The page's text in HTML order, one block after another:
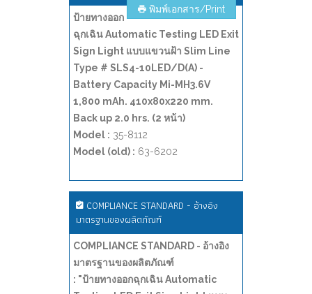
พิมพ์เอกสาร/Print
ป้ายทางออก
ฉุกเฉิน Automatic Testing LED Exit
Sign Light แบบแขวนฝ้า Slim Line
Type # SLS4-10LED/D(A) -
Battery Capacity Mi-MH3.6V
1,800 mAh. 410x80x220 mm.
Back up 2.0 hrs. (2 หน้า)
Model : 35-8112
Model (old) : 63-6202
COMPLIANCE STANDARD - อ้างอิง
มาตรฐานของผลิตภัณฑ์
COMPLIANCE STANDARD - อ้างอิง
มาตรฐานของผลิตภัณฑ์
: "ป้ายทางออกฉุกเฉิน Automatic